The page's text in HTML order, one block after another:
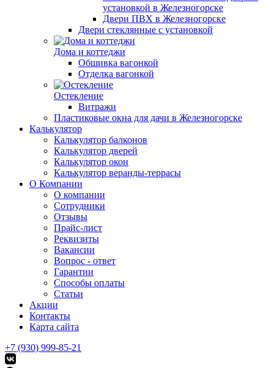
установкой в Железногорске
Двери ПВХ в Железногорске
Двери стеклянные с установкой
Дома и коттеджи
Обшивка вагонкой
Отделка вагонкой
Остекление
Витражи
Пластиковые окна для дачи в Железногорске
Калькулятор
Калькулятор балконов
Калькулятор дверей
Калькулятор окон
Калькулятор веранды-террасы
О Компании
О компании
Сотрудники
Отзывы
Прайс-лист
Реквизиты
Вакансии
Вопрос - ответ
Гарантии
Способы оплаты
Статьи
Акции
Контакты
Карта сайта
+7 (930) 999-85-21